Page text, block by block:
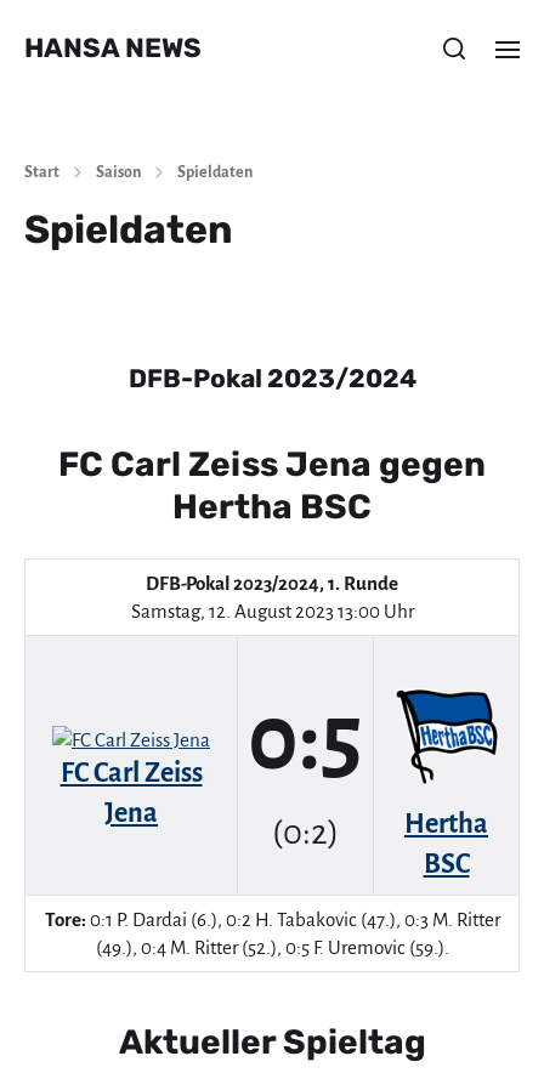
HANSA NEWS
Start Saison Spieldaten
Spieldaten
DFB-Pokal 2023/2024
FC Carl Zeiss Jena gegen
Hertha BSC
DFB-Pokal 2023/2024, 1. Runde
Samstag, 12. August 2023 13:00 Uhr
FC Carl Zeiss
Jena
0:5
(0:2)
Hertha
BSC
Tore: 0:1 P. Dardai (6.), 0:2 H. Tabakovic (47.), 0:3 M. Ritter
(49.), 0:4 M. Ritter (52.), 0:5 F. Uremovic (59.).
Aktueller Spieltag